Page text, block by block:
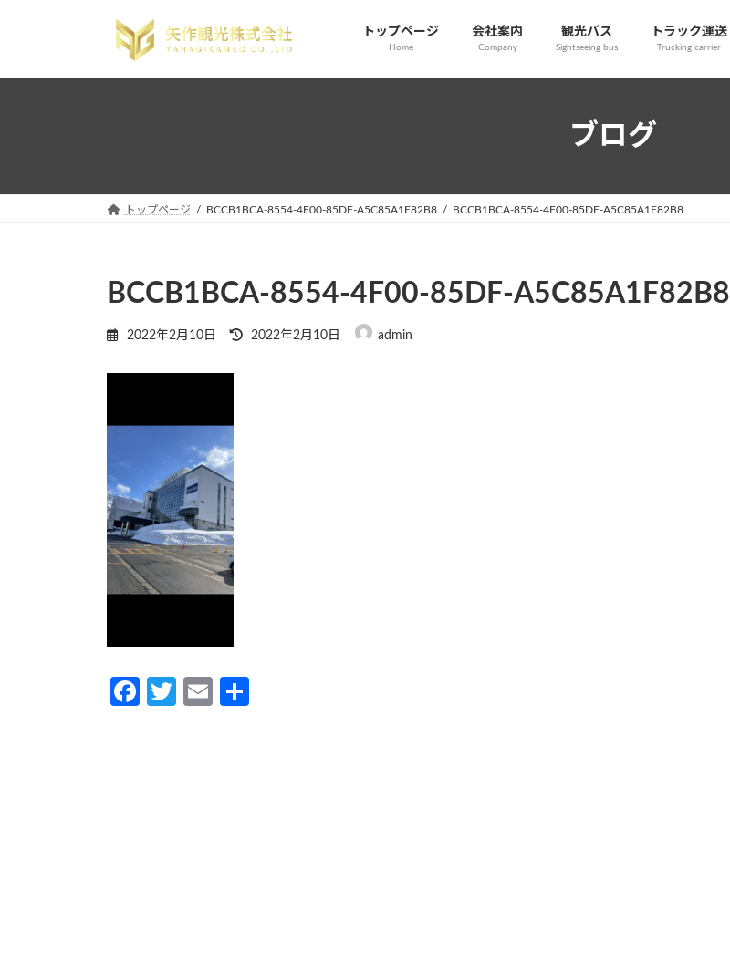
ン
ー
トップページ
Home
会社案内
Company
観光バス
Sightseeing bus
トラック運送
Trucking carrier
ブログ
トップページ BCCB1BCA-8554-4F00-85DF-A5C85A1F82B8 BCCB1BCA-8554-4F00-85DF-A5C85A1F82B8
BCCB1BCA-8554-4F00-85DF-A5C85A1F82B8
2022年2月10日
最
2022年2月10日 admin
Fa
T
E